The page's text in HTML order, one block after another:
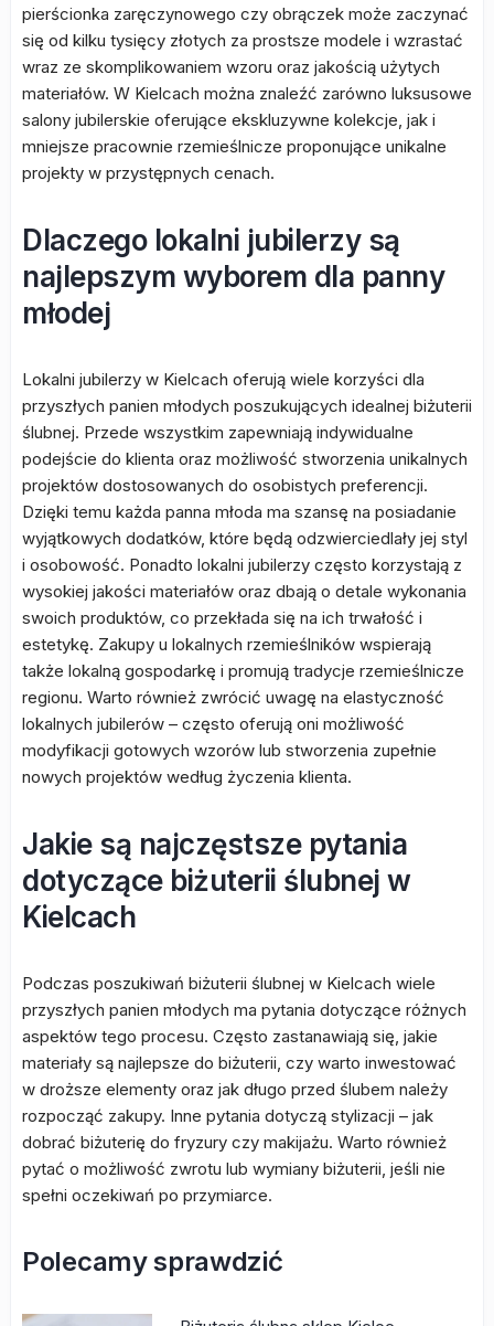
pierścionka zaręczynowego czy obrączek może zaczynać
się od kilku tysięcy złotych za prostsze modele i wzrastać
wraz ze skomplikowaniem wzoru oraz jakością użytych
materiałów. W Kielcach można znaleźć zarówno luksusowe
salony jubilerskie oferujące ekskluzywne kolekcje, jak i
mniejsze pracownie rzemieślnicze proponujące unikalne
projekty w przystępnych cenach.
Dlaczego lokalni jubilerzy są
najlepszym wyborem dla panny
młodej
Lokalni jubilerzy w Kielcach oferują wiele korzyści dla
przyszłych panien młodych poszukujących idealnej biżuterii
ślubnej. Przede wszystkim zapewniają indywidualne
podejście do klienta oraz możliwość stworzenia unikalnych
projektów dostosowanych do osobistych preferencji.
Dzięki temu każda panna młoda ma szansę na posiadanie
wyjątkowych dodatków, które będą odzwierciedlały jej styl
i osobowość. Ponadto lokalni jubilerzy często korzystają z
wysokiej jakości materiałów oraz dbają o detale wykonania
swoich produktów, co przekłada się na ich trwałość i
estetykę. Zakupy u lokalnych rzemieślników wspierają
także lokalną gospodarkę i promują tradycje rzemieślnicze
regionu. Warto również zwrócić uwagę na elastyczność
lokalnych jubilerów – często oferują oni możliwość
modyfikacji gotowych wzorów lub stworzenia zupełnie
nowych projektów według życzenia klienta.
Jakie są najczęstsze pytania
dotyczące biżuterii ślubnej w
Kielcach
Podczas poszukiwań biżuterii ślubnej w Kielcach wiele
przyszłych panien młodych ma pytania dotyczące różnych
aspektów tego procesu. Często zastanawiają się, jakie
materiały są najlepsze do biżuterii, czy warto inwestować
w droższe elementy oraz jak długo przed ślubem należy
rozpocząć zakupy. Inne pytania dotyczą stylizacji – jak
dobrać biżuterię do fryzury czy makijażu. Warto również
pytać o możliwość zwrotu lub wymiany biżuterii, jeśli nie
spełni oczekiwań po przymiarce.
Polecamy sprawdzić